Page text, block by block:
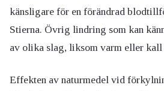
känsligare för en förändrad
Stierna. Övrig lindring som kan
av olika slag, liksom varm eller
Effekten av naturmedel vid